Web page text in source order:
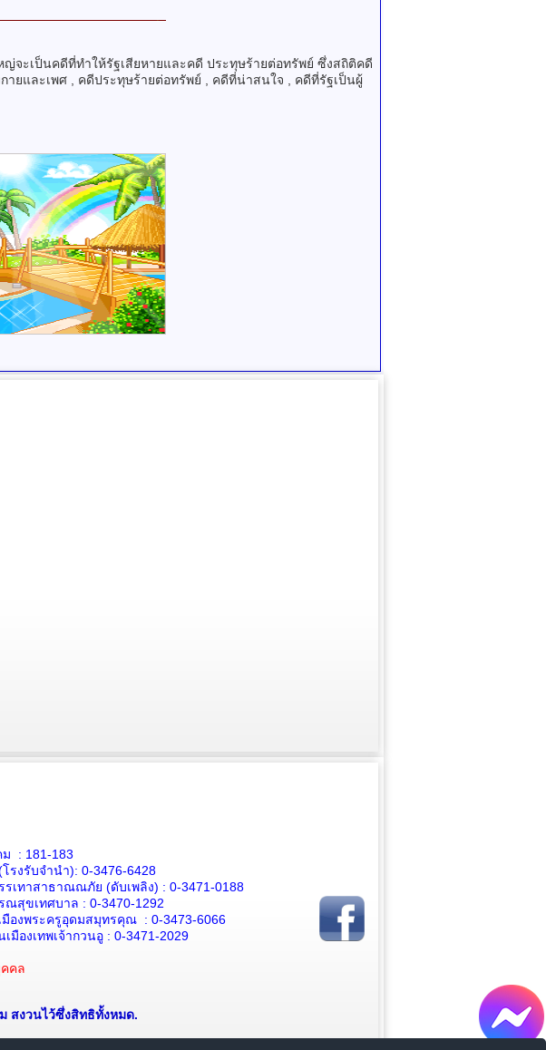
ะเป็นคดีที่ทำให้รัฐเสียหายและคดี ประทุษร้ายต่อทรัพย์ ซึ่งสถิติคดี
ยและเพศ , คดีประทุษร้ายต่อทรัพย์ , คดีที่น่าสนใจ , คดีที่รัฐเป็นผู้
ม : 181-183
โรงรับจำนำ): 0-3476-6428
รเทาสาธาณณภัย (ดับเพลิง) : 0-3471-0188
ณสุขเทศบาล : 0-3470-1292
องพระครูอุดมสมุทรคุณ : 0-3473-6066
องเทพเจ้ากวนอู : 0-3471-2029
คล
สงวนไว้ซึ่งสิทธิทั้งหมด.